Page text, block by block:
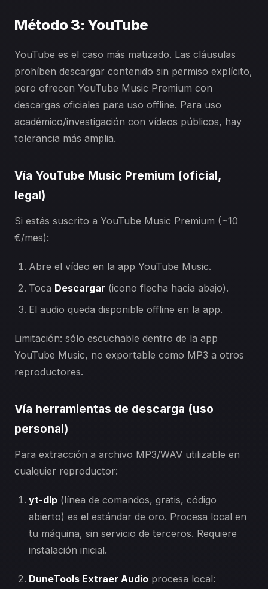
Método 3: YouTube
YouTube es el caso más matizado. Las cláusulas
prohíben descargar contenido sin permiso explícito,
pero ofrecen YouTube Music Premium con
descargas oficiales para uso offline. Para uso
académico/investigación con vídeos públicos, hay
tolerancia más amplia.
Vía YouTube Music Premium (oficial,
legal)
Si estás suscrito a YouTube Music Premium (~10
€/mes):
Abre el vídeo en la app YouTube Music.
Toca Descargar (icono flecha hacia abajo).
El audio queda disponible offline en la app.
Limitación: sólo escuchable dentro de la app
YouTube Music, no exportable como MP3 a otros
reproductores.
Vía herramientas de descarga (uso
personal)
Para extracción a archivo MP3/WAV utilizable en
cualquier reproductor:
yt-dlp (línea de comandos, gratis, código
abierto) es el estándar de oro. Procesa local en
tu máquina, sin servicio de terceros. Requiere
instalación inicial.
DuneTools Extraer Audio procesa local: